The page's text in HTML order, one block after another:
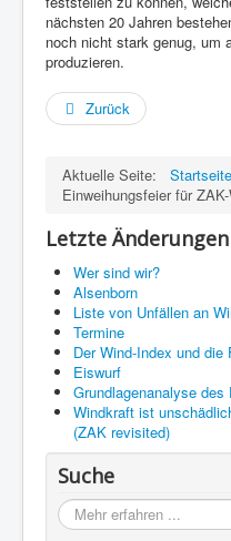
nächsten 20 Jahren
noch nicht stark genug, um
produzieren.
Zurück
Aktuelle Seite: Startseite
Einweihungsfeier für
Letzte Änderungen
Wer sind wir?
Alsenborn
Liste von Unfällen an
Termine
Der Wind-Index und die
Eiswurf
Grundlagenanalyse des
Windkraft ist
(ZAK revisited)
Suche
Möchten
Sie